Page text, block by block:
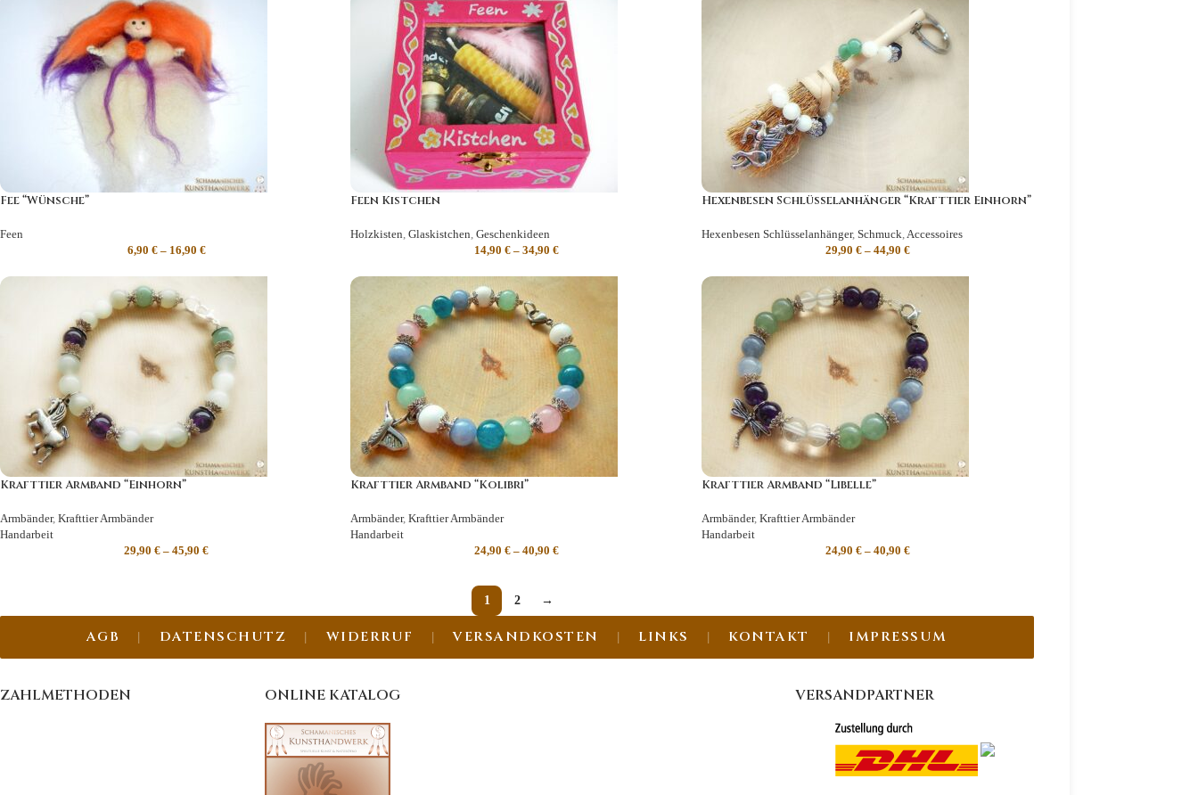
Fee “Wünsche”
Feen
6,90 €– 16,90 €
Feen Kistchen
Holzkisten, Glaskistchen, Geschenkideen
14,90€ –34,90€
Hexenbesen Schlüsselanhänger “Krafttier Einhorn”
Hexenbesen Schlüsselanhänger, Schmuck,Accessoires
29,90 €– 44,90 €
Krafttier Armband “Einhorn”
Armbänder, Krafttier Armbänder
Handarbeit
29,90€ –45,90€
Krafttier Armband “Kolibri”
Armbänder, Krafttier Armbänder
Handarbeit
24,90€ –40,90€
Krafttier Armband “Libelle”
Armbänder, Krafttier Armbänder
Handarbeit
24,90 €– 40,90 €
1 2 →
AGB DATENSCHUTZ WIDERRUF VERSANDKOSTEN LINKS KONTAKT IMPRESSUM
ZAHLMETHODEN ONLINE KATALOG VERSANDPARTNER